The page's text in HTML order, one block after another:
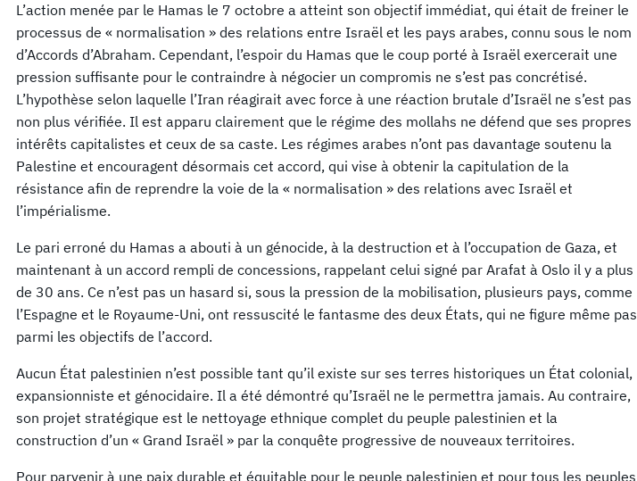
L’action menée par le Hamas le 7 octobre a atteint son objectif immédiat, qui était de freiner le
processus de « normalisation » des relations entre Israël et les pays arabes, connu sous le nom
d’Accords d’Abraham. Cependant, l’espoir du Hamas que le coup porté à Israël exercerait une
pression suffisante pour le contraindre à négocier un compromis ne s’est pas concrétisé.
L’hypothèse selon laquelle l’Iran réagirait avec force à une réaction brutale d’Israël ne s’est pas
non plus vérifiée. Il est apparu clairement que le régime des mollahs ne défend que ses propres
intérêts capitalistes et ceux de sa caste. Les régimes arabes n’ont pas davantage soutenu la
Palestine et encouragent désormais cet accord, qui vise à obtenir la capitulation de la
résistance afin de reprendre la voie de la « normalisation » des relations avec Israël et
l’impérialisme.
Le pari erroné du Hamas a abouti à un génocide, à la destruction et à l’occupation de Gaza, et
maintenant à un accord rempli de concessions, rappelant celui signé par Arafat à Oslo il y a plus
de 30 ans. Ce n’est pas un hasard si, sous la pression de la mobilisation, plusieurs pays, comme
l’Espagne et le Royaume-Uni, ont ressuscité le fantasme des deux États, qui ne figure même pas
parmi les objectifs de l’accord.
Aucun État palestinien n’est possible tant qu’il existe sur ses terres historiques un État colonial,
expansionniste et génocidaire. Il a été démontré qu’Israël ne le permettra jamais. Au contraire,
son projet stratégique est le nettoyage ethnique complet du peuple palestinien et la
construction d’un « Grand Israël » par la conquête progressive de nouveaux territoires.
Pour parvenir à une paix durable et équitable pour le peuple palestinien et pour tous les peuples